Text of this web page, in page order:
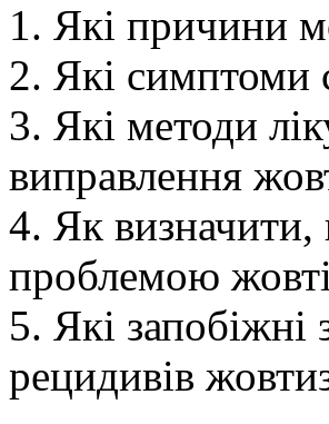
1. Які причини
2. Які симптоми
3. Які методи
виправлення
4. Як визначити,
проблемою
5. Які
рецидивів